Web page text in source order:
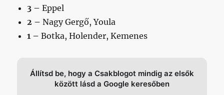
3 –Eppel
2 –Nagy Gergő, Youla
1 –Botka, Holender, Kemenes
Állítsd be, hogy a Csakblogot mindig az elsők
között lásd a Google keresőben